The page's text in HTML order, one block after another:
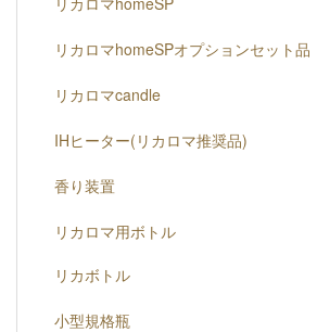
リカロマhomeSPオプションセット品
リカロマcandle
IHヒーター(リカロマ推奨品)
香り装置
リカロマ用ボトル
リカボトル
小型規格瓶